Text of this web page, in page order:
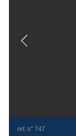
ref. n° 747